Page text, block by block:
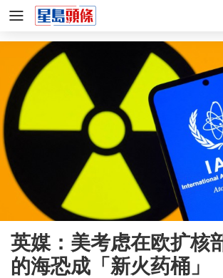
英媒：美考虑在欧扩核
的海恐成「新火药桶」